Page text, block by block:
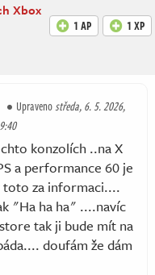
Xbox
1 AP 1 XP
Upravenostředa, 6. 5. 2026,
9:40
konzolích ..na X
a performance 60 je
toto za informaci....
"Ha ha ha" ....navíc
tak ji bude mít na
doufám že dám